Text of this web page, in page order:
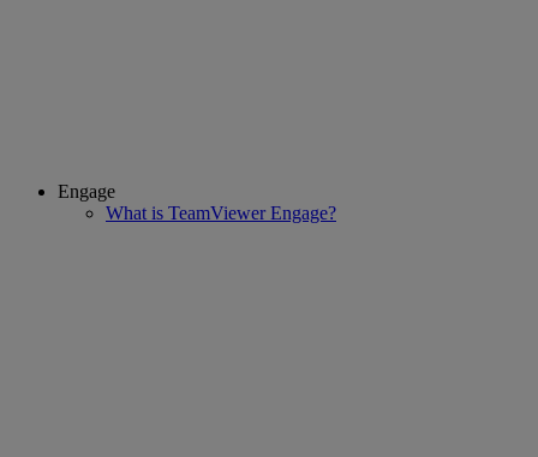
Engage
What is TeamViewer Engage?